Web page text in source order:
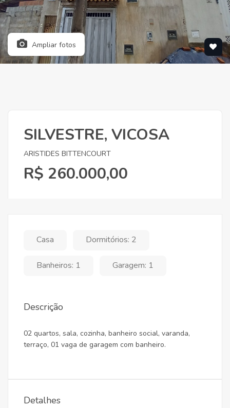
Ampliar fotos
SILVESTRE, VICOSA
ARISTIDES BITTENCOURT
R$ 260.000,00
Casa Dormitórios: 2
Banheiros: 1 Garagem: 1
Descrição
02 quartos, sala, cozinha, banheiro social, varanda,
terraço, 01 vaga de garagem com banheiro.
Detalhes